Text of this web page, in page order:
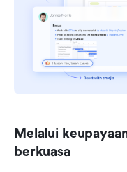
Melalui
berkuasa